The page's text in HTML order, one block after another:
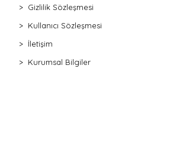
Rende Piramit
İçli Köfte Aparatı
Çekirdek Çıkarıcı
Gizlilik Sözleşmesi
Kullanıcı Sözleşmesi
İletişim
Kurumsal Bilgiler